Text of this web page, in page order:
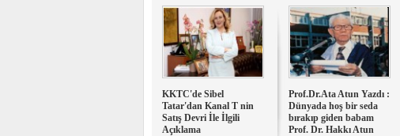
KKTC'de Sibel
Tatar'dan Kanal T nin
Satış Devri İle İlgili
Açıklama
Prof.Dr.Ata Atun Yazdı :
Dünyada hoş bir seda
bırakıp giden babam
Prof. Dr. Hakkı Atun